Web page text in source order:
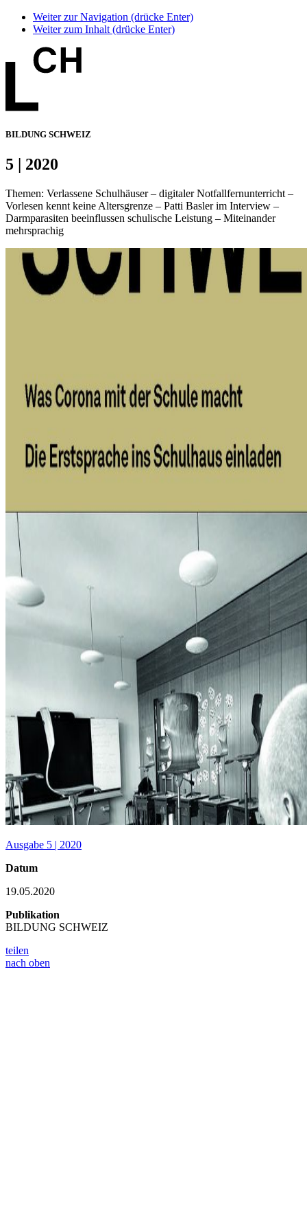
Weiter zur Navigation (drücke Enter)
Weiter zum Inhalt (drücke Enter)
BILDUNG SCHWEIZ
5 | 2020
Themen: Verlassene Schulhäuser – digitaler Notfallfernunterricht –
Vorlesen kennt keine Altersgrenze – Patti Basler im Interview –
Darmparasiten beeinflussen schulische Leistung – Miteinander
mehrsprachig
Ausgabe 5 | 2020
Datum
19.05.2020
Publikation
BILDUNG SCHWEIZ
teilen
nach oben